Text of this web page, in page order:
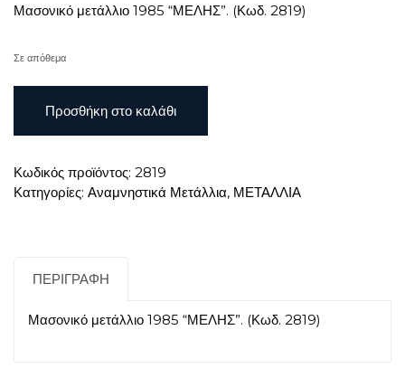
Μασονικό μετάλλιο 1985 “ΜΕΛΗΣ”. (Κωδ. 2819)
Σε απόθεμα
μετάλλιο
1985
ποσότητα
Προσθήκη στο καλάθι
Κωδικός προϊόντος: 2819
Κατηγορίες: Αναμνηστικά Μετάλλια, ΜΕΤΑΛΛΙΑ
ΠΕΡΙΓΡΑΦΉ
Μασονικό μετάλλιο 1985 “ΜΕΛΗΣ”. (Κωδ. 2819)